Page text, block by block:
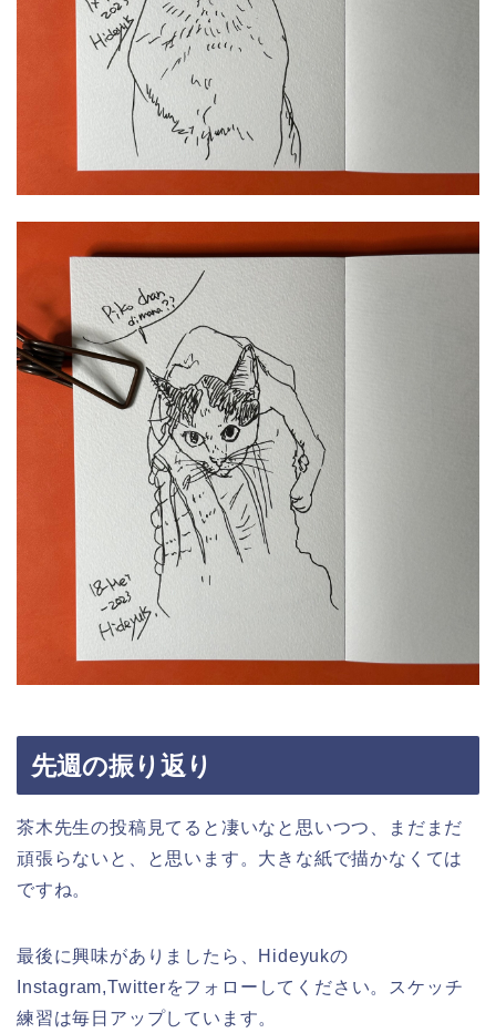
先週の振り返り
茶木先生の投稿見てると凄いなと思いつつ、まだまだ
頑張らないと、と思います。大きな紙で描かなくては
ですね。
最後に興味がありましたら、Hideyukの
Instagram,Twitterをフォローしてください。スケッチ
練習は毎日アップしています。